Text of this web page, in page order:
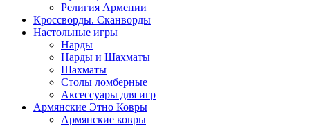
Религия Армении
Кроссворды. Сканворды
Настольные игры
Нарды
Нарды и Шахматы
Шахматы
Столы ломберные
Аксессуары для игр
Армянские Этно Ковры
Армянские ковры